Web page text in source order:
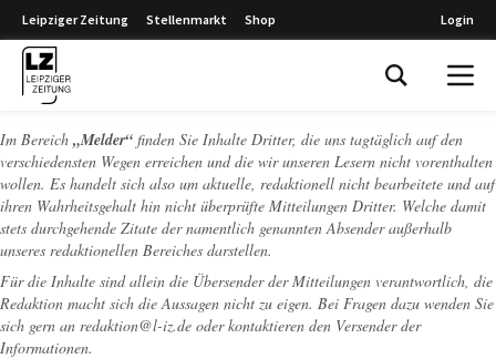
Leipziger Zeitung Stellenmarkt Shop Login
Im Bereich „Melder“ finden Sie Inhalte Dritter, die uns tagtäglich auf den
verschiedensten Wegen erreichen und die wir unseren Lesern nicht vorenthalten
wollen. Es handelt sich also um aktuelle, redaktionell nicht bearbeitete und auf
ihren Wahrheitsgehalt hin nicht überprüfte Mitteilungen Dritter. Welche damit
stets durchgehende Zitate der namentlich genannten Absender außerhalb
unseres redaktionellen Bereiches darstellen.
Für die Inhalte sind allein die Übersender der Mitteilungen verantwortlich, die
Redaktion macht sich die Aussagen nicht zu eigen. Bei Fragen dazu wenden Sie
sich gern an redaktion@l-iz.de oder kontaktieren den Versender der
Informationen.